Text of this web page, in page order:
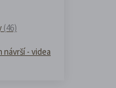
(46)
návrší - videa